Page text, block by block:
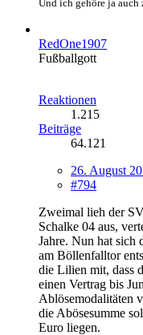
Und ich gehöre ja
RedOne1907
Fußballgott
Reaktionen
1.215
Beiträge
64.121
26. August
#794
Zweimal lieh der
Schalke 04 aus,
Jahre. Nun hat sich
am Böllenfalltor
die Lilien mit, dass
einen Vertrag bis
Ablösemodalitäten
die Abösesumme
Euro liegen.